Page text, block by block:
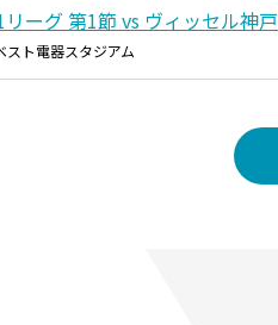
ーグ 第1節 vs ヴィッセル神戸
スト電器スタジアム